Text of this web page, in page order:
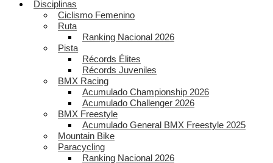
Disciplinas
Ciclismo Femenino
Ruta
Ranking Nacional 2026
Pista
Récords Élites
Récords Juveniles
BMX Racing
Acumulado Championship 2026
Acumulado Challenger 2026
BMX Freestyle
Acumulado General BMX Freestyle 2025
Mountain Bike
Paracycling
Ranking Nacional 2026